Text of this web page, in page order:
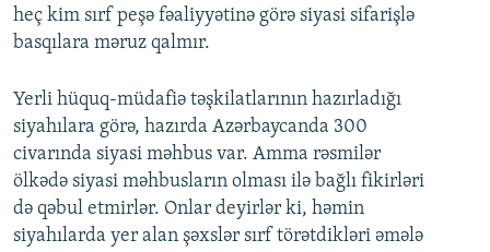
heç kim sırf peşə fəaliyyətinə görə siyasi sifarişlə
basqılara məruz qalmır.
Yerli hüquq-müdafiə təşkilatlarının hazırladığı
siyahılara görə, hazırda Azərbaycanda 300
civarında siyasi məhbus var. Amma rəsmilər
ölkədə siyasi məhbusların olması ilə bağlı fikirləri
də qəbul etmirlər. Onlar deyirlər ki, həmin
siyahılarda yer alan şəxslər sırf törətdikləri əmələ